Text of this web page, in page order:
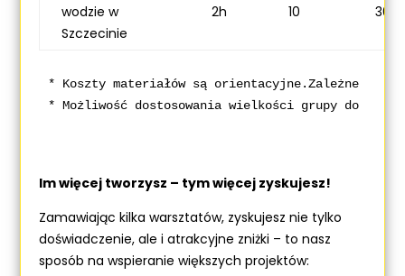
wodzie w
Szczecinie
2h 10 300
* Koszty materiałów są orientacyjne.Zależne od
* Możliwość dostosowania wielkości grupy do
Im więcej tworzysz – tym więcej zyskujesz!
Zamawiając kilka warsztatów, zyskujesz nie tylko
doświadczenie, ale i atrakcyjne zniżki – to nasz
sposób na wspieranie większych projektów: